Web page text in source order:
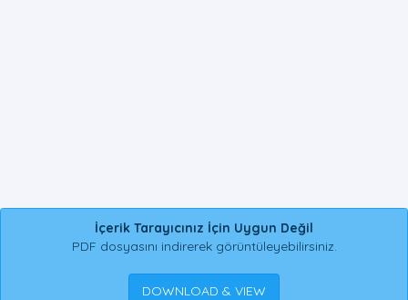
İçerik Tarayıcınız İçin Uygun Değil
PDF dosyasını indirerek görüntüleyebilirsiniz.
DOWNLOAD & VIEW